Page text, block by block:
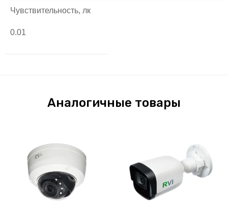
Чувствительность, лк
0.01
Аналогичные товары